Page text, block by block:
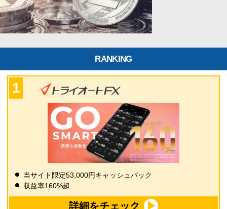
RANKING
当サイト限定53,000円キャッシュバック
収益率160%超
詳細をチェック